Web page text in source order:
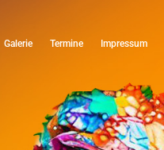
Galerie Termine Impressum